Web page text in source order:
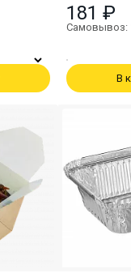
181 ₽
Самовывоз:
В